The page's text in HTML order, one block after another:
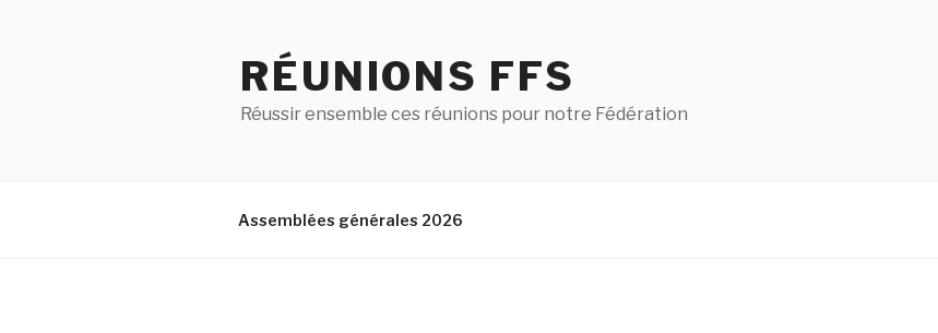
RÉUNIONS FFS
Réussir ensemble ces réunions pour notre Fédération
Assemblées générales 2026